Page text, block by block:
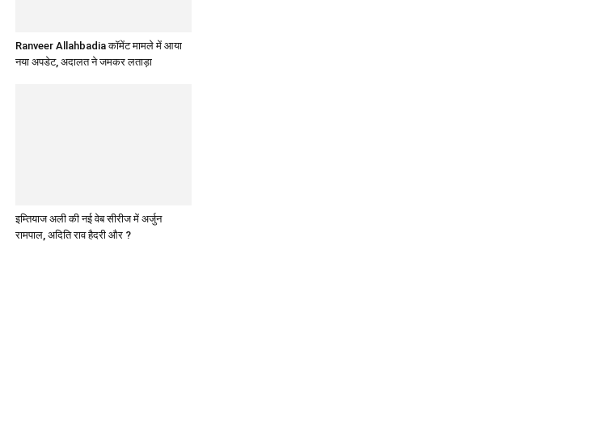
Ranveer Allahbadia कॉमेंट मामले में आया
नया अपडेट, अदालत ने जमकर लताड़ा
इम्तियाज अली की नई वेब सीरीज में अर्जुन
रामपाल, अदिति राव हैदरी और ?